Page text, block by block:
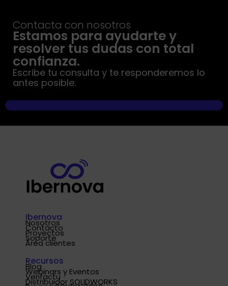
Contacta con nosotros
Estamos para ayudarte y
resolver tus dudas con total
confianza.
Escribe tu consulta y te responderemos lo
antes posible.
Ibernova
Nosotros
Contacto
Proyectos
Soporte
Área clientes
Recursos
Blog
Webinars y Eventos
Verifactu
Distribuidor SOLIDWORKS